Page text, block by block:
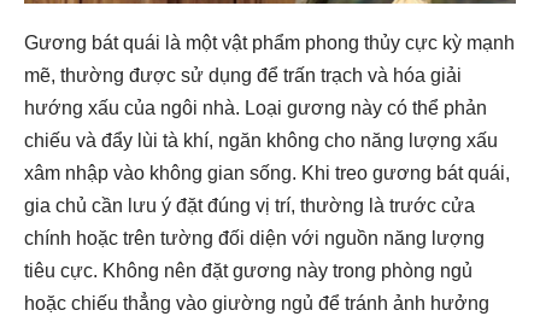
Gương bát quái là một vật phẩm phong thủy cực kỳ mạnh
mẽ, thường được sử dụng để trấn trạch và hóa giải
hướng xấu của ngôi nhà. Loại gương này có thể phản
chiếu và đẩy lùi tà khí, ngăn không cho năng lượng xấu
xâm nhập vào không gian sống. Khi treo gương bát quái,
gia chủ cần lưu ý đặt đúng vị trí, thường là trước cửa
chính hoặc trên tường đối diện với nguồn năng lượng
tiêu cực. Không nên đặt gương này trong phòng ngủ
hoặc chiếu thẳng vào giường ngủ để tránh ảnh hưởng